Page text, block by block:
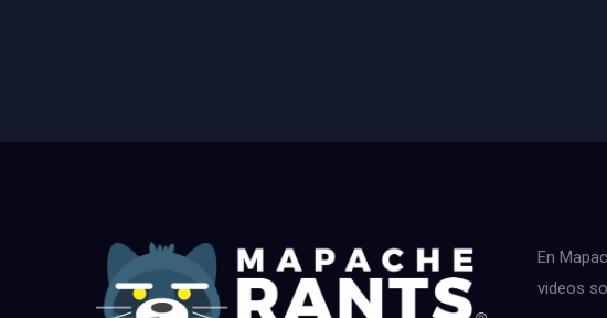
En
videos